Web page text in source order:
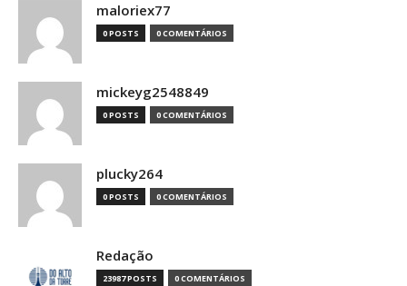
maloriex77
0 POSTS 0 COMENTÁRIOS
mickeyg2548849
0 POSTS 0 COMENTÁRIOS
plucky264
0 POSTS 0 COMENTÁRIOS
Redação
23987 POSTS 0 COMENTÁRIOS